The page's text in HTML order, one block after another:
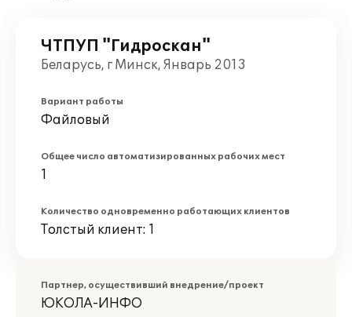
ЧТПУП "Гидроскан"
Беларусь, г Минск, Январь 2013
Вариант работы
Файловый
Общее число автоматизированных рабочих мест
1
Количество одновременно работающих клиентов
Толстый клиент: 1
Партнер, осуществивший внедрение/проект
ЮКОЛА-ИНФО